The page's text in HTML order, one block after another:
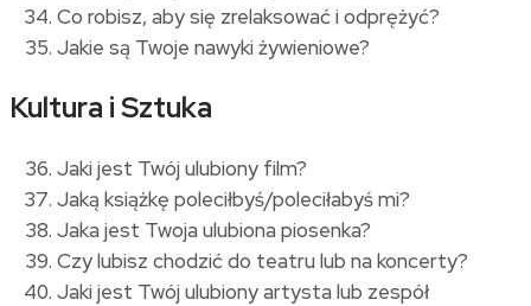
Co robisz, aby się zrelaksować i odprężyć?
Jakie są Twoje nawyki żywieniowe?
Kultura i Sztuka
Jaki jest Twój ulubiony film?
Jaką książkę poleciłbyś/poleciłabyś mi?
Jaka jest Twoja ulubiona piosenka?
Czy lubisz chodzić do teatru lub na koncerty?
Jaki jest Twój ulubiony artysta lub zespół